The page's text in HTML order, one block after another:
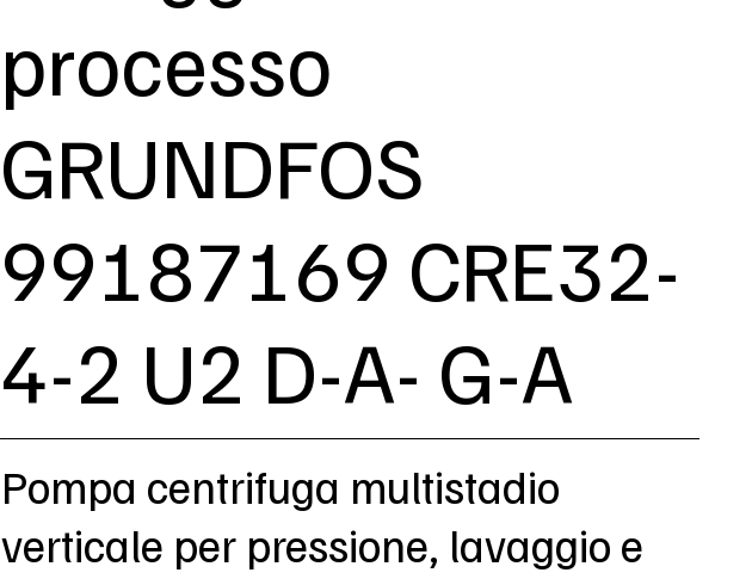
processo
GRUNDFOS
99187169 CRE32-
4-2 U2 D-A- G-A
Pompa centrifuga multistadio
verticale per pressione, lavaggio e